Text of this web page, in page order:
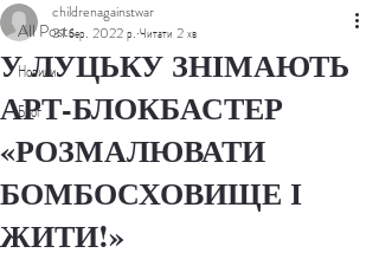
All Posts
Новини
Блог
У ЛУЦЬКУ ЗНІМАЮТЬ
АРТ-БЛОКБАСТЕР
«РОЗМАЛЮВАТИ
БОМБОСХОВИЩЕ І
ЖИТИ!»
childrenagainstwar
31 бер. 2022 р. Читати 2 хв